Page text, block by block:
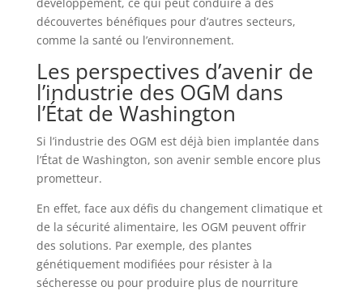
découvertes bénéfiques pour d’autres secteurs,
comme la santé ou l’environnement.
Les perspectives d’avenir de
l’industrie des OGM dans
l’État de Washington
Si l’industrie des OGM est déjà bien implantée dans
l’État de Washington, son avenir semble encore plus
prometteur.
En effet, face aux défis du changement climatique et
de la sécurité alimentaire, les OGM peuvent offrir
des solutions. Par exemple, des plantes
génétiquement modifiées pour résister à la
sécheresse ou pour produire plus de nourriture